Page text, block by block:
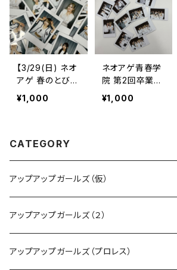
【3/29(日) ネオ
アゲ 春のとびら
大特典会】 ラン
ダムチェキ
¥1,000
ネオアゲ青春学
院 第2回卒業
式 ランダムチ
ェキ
¥1,000
CATEGORY
アップアップガールズ（仮）
CD・DVD・Blu-ray
Tシャツ
アップアップガールズ（２）
Blu-ray
アップアップガールズ（プロレス）